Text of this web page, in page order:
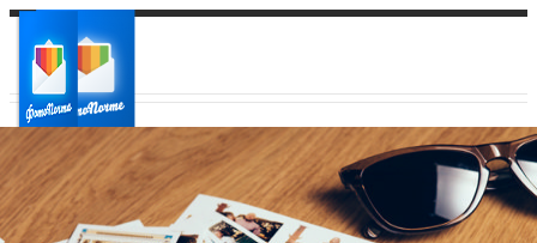
Ваш город: